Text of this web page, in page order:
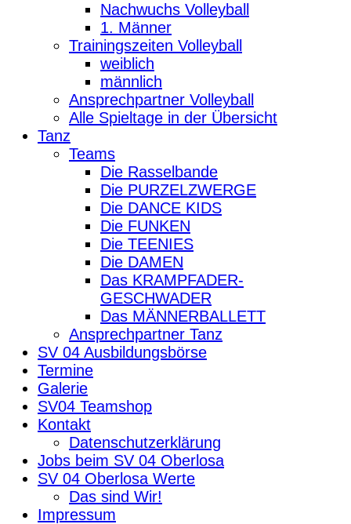
Nachwuchs Volleyball
1. Männer
Trainingszeiten Volleyball
weiblich
männlich
Ansprechpartner Volleyball
Alle Spieltage in der Übersicht
Tanz
Teams
Die Rasselbande
Die PURZELZWERGE
Die DANCE KIDS
Die FUNKEN
Die TEENIES
Die DAMEN
Das KRAMPFADER-
GESCHWADER
Das MÄNNERBALLETT
Ansprechpartner Tanz
SV 04 Ausbildungsbörse
Termine
Galerie
SV04 Teamshop
Kontakt
Datenschutzerklärung
Jobs beim SV 04 Oberlosa
SV 04 Oberlosa Werte
Das sind Wir!
Impressum